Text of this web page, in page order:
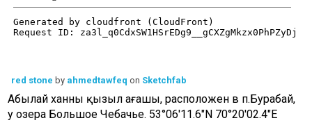
red stone by ahmedtawfeq on Sketchfab
Абылай ханның қызыл ағашы, расположен в п.Бурабай,
у озера Большое Чебачье. 53°06'11.6"N 70°20'02.4"E